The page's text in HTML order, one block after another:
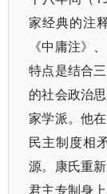
家经典的注
《中庸注》
特点是结合
的社会政治
家学派。他
民主制度相
源。康氏重
君主专制身